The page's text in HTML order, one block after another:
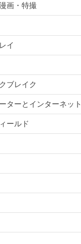
画・特撮
イ
ブレイク
ターとインターネット
ールド